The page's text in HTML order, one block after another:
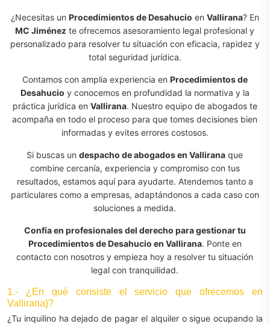
¿Necesitas un Procedimientos de Desahucio en Vallirana? En
MC Jiménez te ofrecemos asesoramiento legal profesional y
personalizado para resolver tu situación con eficacia, rapidez y
total seguridad jurídica.
Contamos con amplia experiencia en Procedimientos de
Desahucio y conocemos en profundidad la normativa y la
práctica jurídica en Vallirana. Nuestro equipo de abogados te
acompaña en todo el proceso para que tomes decisiones bien
informadas y evites errores costosos.
Si buscas undespacho de abogados en Vallirana que
combine cercanía, experiencia y compromiso con tus
resultados, estamos aquí para ayudarte. Atendemos tanto a
particulares como a empresas, adaptándonos a cada caso con
soluciones a medida.
Confía en profesionales del derecho para gestionar tu
Procedimientos de Desahucio en Vallirana. Ponte en
contacto con nosotros y empieza hoy a resolver tu situación
legal con tranquilidad.
1.- ¿En qué consiste el servicio que ofrecemos en
Vallirana}?
¿Tu inquilino ha dejado de pagar el alquiler o sigue ocupando la